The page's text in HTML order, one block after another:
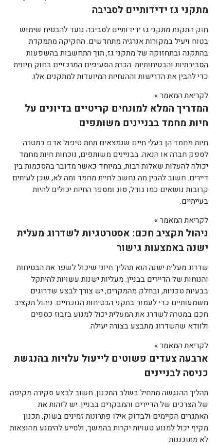
מתקני גז ידידותיים לסביבה
חוק התקנת מתקני גז ידידותיים לסביבה נועד להבטיח שימוש
בטוח ויעיל במקורות אנרגיה מתחדשים. החקיקה מתמקדת
בהתקנה ובתחזוקה של מתקני גז, תוך התחשבות בהשפעות
הסביבתיות והבטיחותיות. הכרת הסעיפים המרכזיים בחוק חיונית
כדי להבין את הדרישות וההנחיות המיועדות למתקנים אלו.
לקריאת המאמר »
המדריך המלא למונחים קריטיים בדיונים על
חיות מחמד בבניינים משותפים
חיות מחמד הן בעלי חיים שנמצאים תחת טיפול אדם במטרה
לספק חברה או הנאה. בבניינים משותפים, נוכחות חיות מחמד
יכולה להעלות שאלות רבות, במיוחד כאשר מדובר בהסכמות בין
דיירים. חשוב להבין מה נחשב לחיית מחמד ומה לא, שכן לעיתים
קרובות נושאים כמו גודל, סוג ומספר החיות יכולים להיות
בעייתיים.
לקריאת המאמר »
ניהול תקציב חכם: אסטרטגיות לשדרוג מעלית
ישנה באמצעות גישור
שדרוג מעלית ישנה הוא תהליך חיוני שיכול לשפר את הבטיחות
והנוחות של הדיירים בבניין. מעליות ישנות עשויות להיתקל
בבעיות טכניות, ובחלק מהמקרים, יש צורך לבצע שדרוגים
משמעותיים כדי לעמוד בתקני הבטיחות הנוכחיים. ניהול תקציב
חכם במטרה לשדרג את המעלית יכול למנוע בזבוז כספים
ולוודא שהשדרוג מתבצע בצורה יעילה.
לקריאת המאמר »
ארבעה צעדים פשוטים לייעול עלויות בהנגשת
כניסה לבניינים
תהליך ההנגשה מתחיל בשלב התכנון. חשוב לבצע סקירה מקיפה
של הצרכים של הדיירים והמבקרים בבניין. יש לזהות את
האתגרים הקיימים ולבדוק אילו פתרונות זמינים בשוק. תכנון
מקיף יכול למנוע טעויות יקרות בהמשך, ולסייע להימנע מהוצאות
לא מתוכננות.